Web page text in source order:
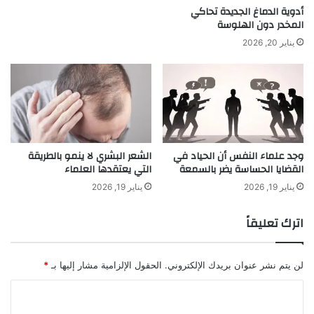
شارك هذا الموضوع:ق
ت
ا
ف
ز
ي
ل
ا
أدوية الدماغ الجديدة تحاكي
المخدر دون الهلوسة
يناير 20, 2026
وجد علماء النفس أن الحياد في
القضايا الحساسة يضر بالسمعة
يناير 19, 2026
الشعر البشري لا ينمو بالطريقة
التي يعتقدها العلماء
يناير 19, 2026
اترك تعليقاً
لن يتم نشر عنوان بريدك الإلكتروني. الحقول الإلزامية مشار إليها بـ*